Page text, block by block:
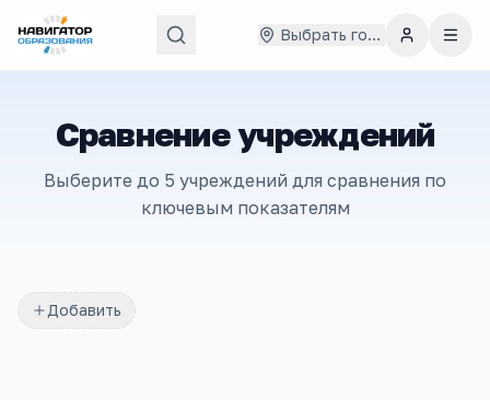
Выбрать город
Сравнение учреждений
Выберите до 5 учреждений для сравнения по
ключевым показателям
Добавить